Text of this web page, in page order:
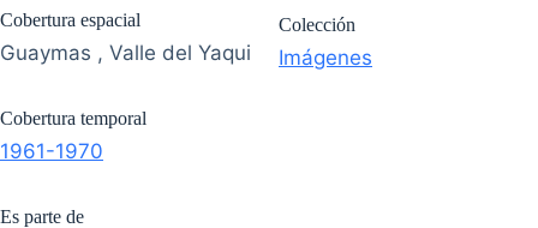
Cobertura espacial
Guaymas , Valle del Yaqui
Cobertura temporal
1961-1970
Es parte de
Colección
Imágenes